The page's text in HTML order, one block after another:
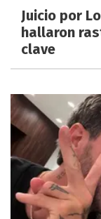
Juicio por
hallaron
clave